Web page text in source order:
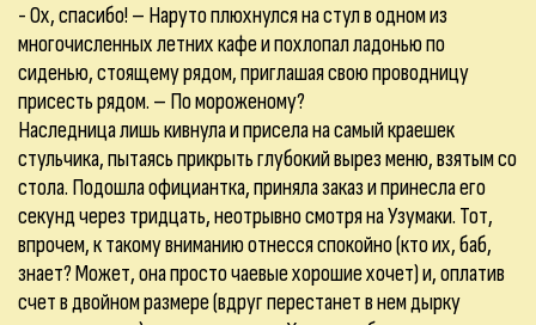
- Ох, спасибо! – Наруто плюхнулся на стул в одном из
многочисленных летних кафе и похлопал ладонью по
сиденью, стоящему рядом, приглашая свою проводницу
присесть рядом. – По мороженому?
Наследница лишь кивнула и присела на самый краешек
стульчика, пытаясь прикрыть глубокий вырез меню, взятым со
стола. Подошла официантка, приняла заказ и принесла его
секунд через тридцать, неотрывно смотря на Узумаки. Тот,
впрочем, к такому вниманию отнесся спокойно (кто их, баб,
знает? Может, она просто чаевые хорошие хочет) и, оплатив
счет в двойном размере (вдруг перестанет в нем дырку